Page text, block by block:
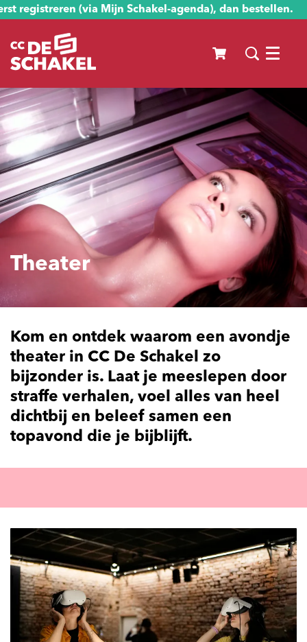
registreren (via Mijn Schakel-agenda), dan bestellen.
Menu
Theater
Kom en ontdek waarom een avondje
theater in CC De Schakel zo
bijzonder is. Laat je meeslepen door
straffe verhalen, voel alles van heel
dichtbij en beleef samen een
topavond die je bijblijft.